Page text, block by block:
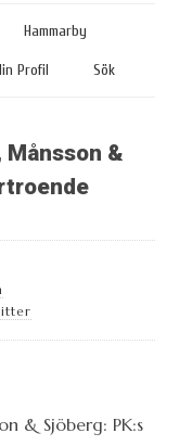
Hammarby
Profil Sök
Månsson &